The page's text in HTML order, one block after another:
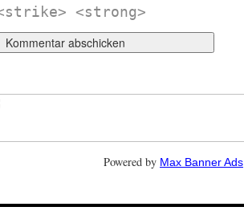
<strong>
Powered by Max Banner Ads